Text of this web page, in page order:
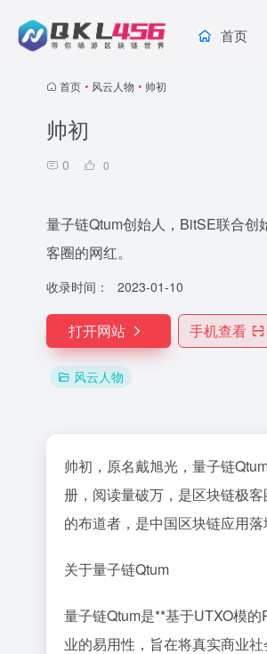
首页
首页 • 风云人物 • 帅初
帅初
0 0
量子链Qtum创始人，BitSE联合
客圈的网红。
收录时间： 2023-01-10
打开网站 手机查看
风云人物
帅初，原名戴旭光，量子链
册，阅读量破万，是区块链极
的布道者，是中国区块链应用
关于量子链Qtum
量子链Qtum是**基于UTXO模
业的易用性，旨在将真实商业